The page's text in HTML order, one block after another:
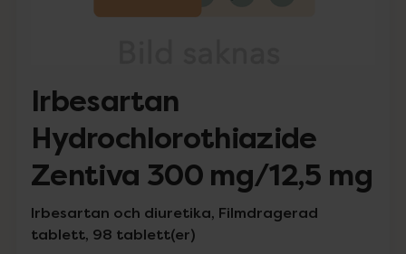
Irbesartan
Hydrochlorothiazide
Zentiva 300 mg/12,5 mg
Irbesartan och diuretika, Filmdragerad
tablett, 98 tablett(er)